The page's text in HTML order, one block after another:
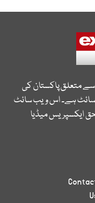
سے متعلق پاکستان کی
سائٹ ہے۔ اس ویب سائٹ
ایکسپریس میڈیا